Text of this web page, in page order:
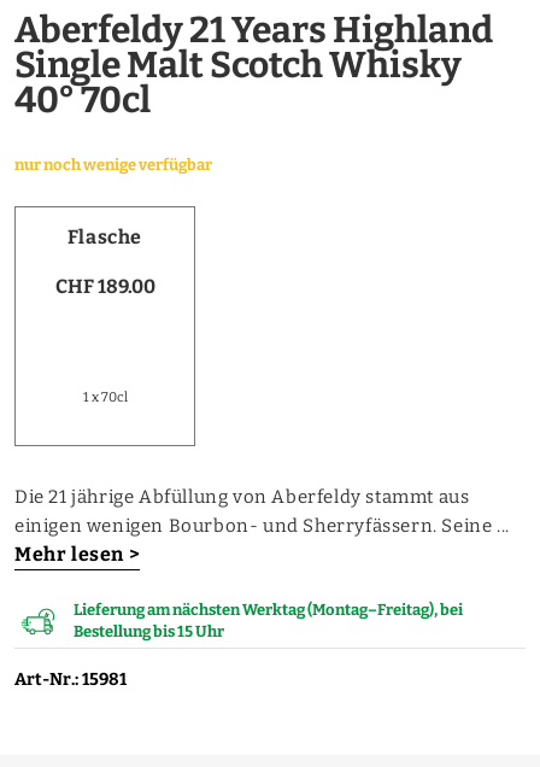
Aberfeldy 21 Years Highland
Single Malt Scotch Whisky
40° 70cl
nur noch wenige verfügbar
Flasche
CHF 189.00
1 x 70cl
Die 21 jährige Abfüllung von Aberfeldy stammt aus
einigen wenigen Bourbon- und Sherryfässern. Seine ...
Mehr lesen >
Lieferung am nächsten Werktag (Montag–Freitag), bei
Bestellung bis 15 Uhr
Art-Nr.: 15981